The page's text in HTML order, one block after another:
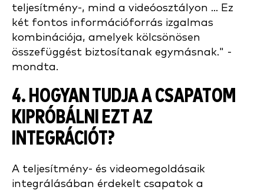
teljesítmény-, mind a videóosztályon ... Ez
két fontos információforrás izgalmas
kombinációja, amelyek kölcsönösen
összefüggést biztosítanak egymásnak." -
mondta.
4. HOGYAN TUDJA A CSAPATOM
KIPRÓBÁLNI EZT AZ
INTEGRÁCIÓT?
A teljesítmény- és videomegoldásaik
integrálásában érdekelt csapatok a